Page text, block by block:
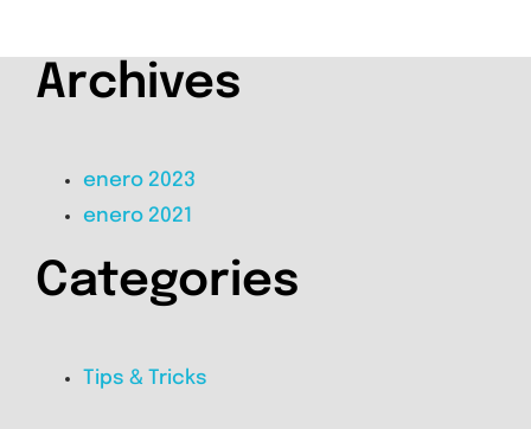
Archives
enero 2023
enero 2021
Categories
Tips & Tricks